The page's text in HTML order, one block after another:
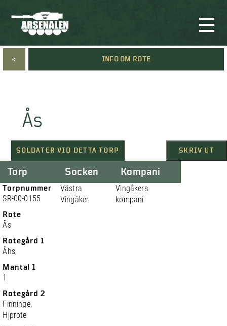
< INFO OM ROTE
Ås
SOLDATER VID DETTA TORP SKRIV UT
Torp
Torpnummer
SR-00-0155
Rote
Ås
Rotegård 1
Åhs,
Mantal 1
1
Rotegård 2
Finninge,
Hjprote
Socken
Västra
Vingåker
Kompani
Vingåkers
kompani